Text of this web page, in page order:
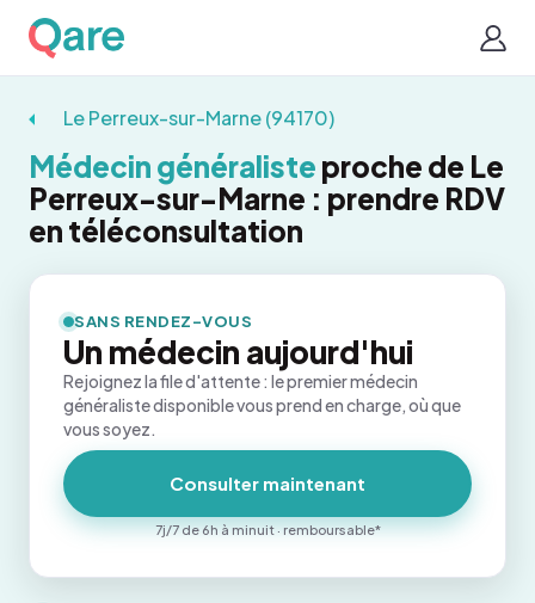
Le Perreux-sur-Marne (94170)
Médecin généraliste proche de Le
Perreux-sur-Marne : prendre RDV
en téléconsultation
SANS RENDEZ-VOUS
Un médecin aujourd'hui
Rejoignez la file d'attente : le premier médecin
généraliste disponible vous prend en charge, où que
vous soyez.
Consulter maintenant
7j/7 de 6h à minuit · remboursable*